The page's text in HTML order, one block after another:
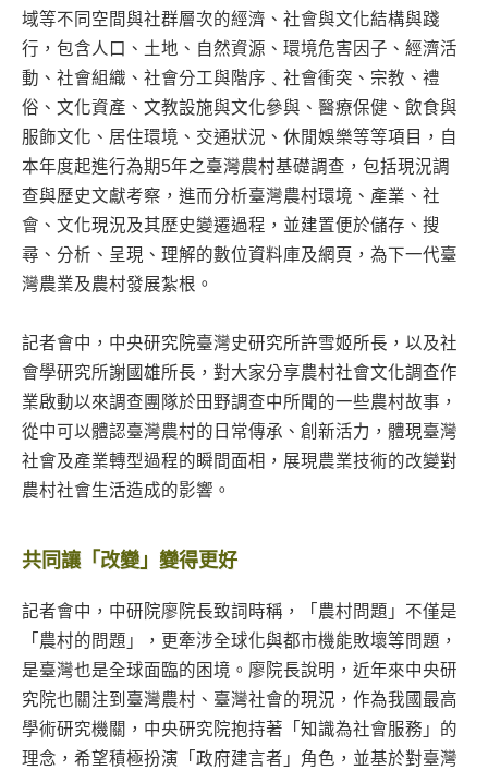
域等不同空間與社群層次的經濟、社會與文化結構與踐
行，包含人口、土地、自然資源、環境危害因子、經濟活
動、社會組織、社會分工與階序﹑社會衝突、宗教、禮
俗、文化資產、文教設施與文化參與、醫療保健、飲食與
服飾文化、居住環境、交通狀況、休閒娛樂等等項目，自
本年度起進行為期5年之臺灣農村基礎調查，包括現況調
查與歷史文獻考察，進而分析臺灣農村環境、產業、社
會、文化現況及其歷史變遷過程，並建置便於儲存、搜
尋、分析、呈現、理解的數位資料庫及網頁，為下一代臺
灣農業及農村發展紮根。
記者會中，中央研究院臺灣史研究所許雪姬所長，以及社
會學研究所謝國雄所長，對大家分享農村社會文化調查作
業啟動以來調查團隊於田野調查中所聞的一些農村故事，
從中可以體認臺灣農村的日常傳承、創新活力，體現臺灣
社會及產業轉型過程的瞬間面相，展現農業技術的改變對
農村社會生活造成的影響。
共同讓「改變」變得更好
記者會中，中研院廖院長致詞時稱，「農村問題」不僅是
「農村的問題」，更牽涉全球化與都市機能敗壞等問題，
是臺灣也是全球面臨的困境。廖院長說明，近年來中央研
究院也關注到臺灣農村、臺灣社會的現況，作為我國最高
學術研究機關，中央研究院抱持著「知識為社會服務」的
理念，希望積極扮演「政府建言者」角色，並基於對臺灣